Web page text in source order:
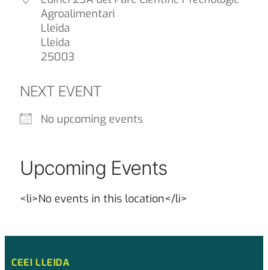
Agroalimentari
Lleida
Lleida
25003
NEXT EVENT
No upcoming events
Upcoming Events
<li>No events in this location</li>
CEEI LLEIDA